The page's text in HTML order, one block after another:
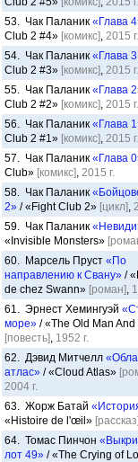
53. Чак Паланик «Глава
Club 2 #4» [комикс], 2015 г.
54. Чак Паланик «Глава
Club 2 #3» [комикс], 2015 г.
55. Чак Паланик «Глава
Club 2 #2» [комикс], 2015 г.
56. Чак Паланик «Глава
Club 2 #1» [комикс], 2015 г.
57. Чак Паланик «Глава
Club» [комикс], 2015 г.
58. Чак Паланик
2» / «Fight Club 2» [цикл],
59. Чак Паланик
«Invisible Monsters»
60. Марсель Пруст «По
направлению к Свану» /
de chez Swann» [роман],
61. Эрнест Хемингуэй
море» / «The Old Man
[повесть], 1952 г.
62. Дэвид Митчелл
атлас» / «Cloud Atlas»
2004 г.
63. Жорж Батай
«Histoire de l'œil» [рассказ]
64. Томас Пинчон
лот 49» / «The Crying of